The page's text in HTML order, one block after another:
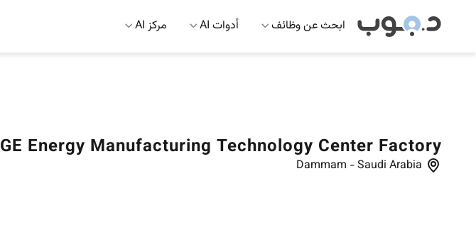
ابحث عن وظائف أدوات AI مركز AI
GE Energy Manufacturing Technology Center Factory
Dammam -Saudi Arabia